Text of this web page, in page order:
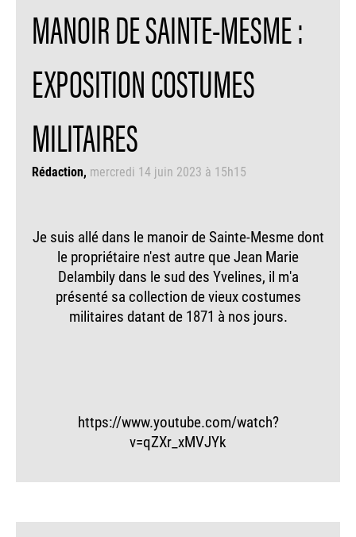
MANOIR DE SAINTE-MESME :
EXPOSITION COSTUMES
MILITAIRES
Rédaction mercredi 14 juin 2023 à 15h15
Je suis allé dans le manoir de Sainte-Mesme dont
le propriétaire n'est autre que Jean Marie
Delambily dans le sud des Yvelines, il m'a
présenté sa collection de vieux costumes
militaires datant de 1871 à nos jours.
https://www.youtube.com/watch?
v=qZXr_xMVJYk